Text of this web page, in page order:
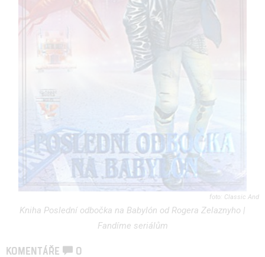
Classic And
Kniha Poslední odbočka na Babylón od Rogera Zelaznyho |
Fandíme seriálům
KOMENTÁŘE 0